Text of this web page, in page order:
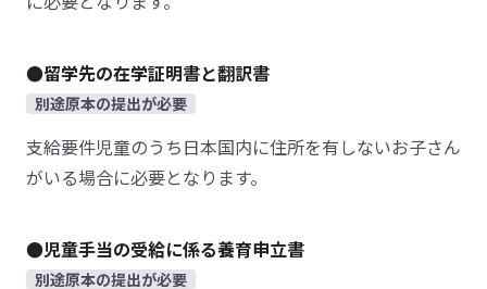
●留学先の在学証明書と翻訳書
別途原本の提出が必要
支給要件児童のうち日本国内に住所を有しないお子さん
がいる場合に必要となります。
●児童手当の受給に係る養育申立書
別途原本の提出が必要